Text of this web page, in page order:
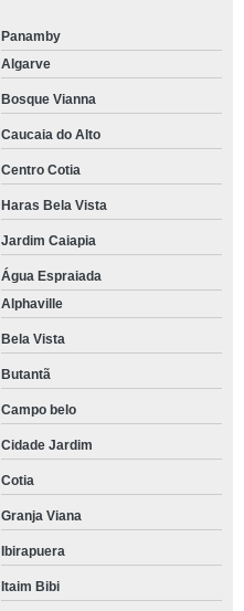
Panamby
Algarve
Bosque Vianna
Caucaia do Alto
Centro Cotia
Haras Bela Vista
Jardim Caiapia
Água Espraiada
Alphaville
Bela Vista
Butantã
Campo belo
Cidade Jardim
Cotia
Granja Viana
Ibirapuera
Itaim Bibi